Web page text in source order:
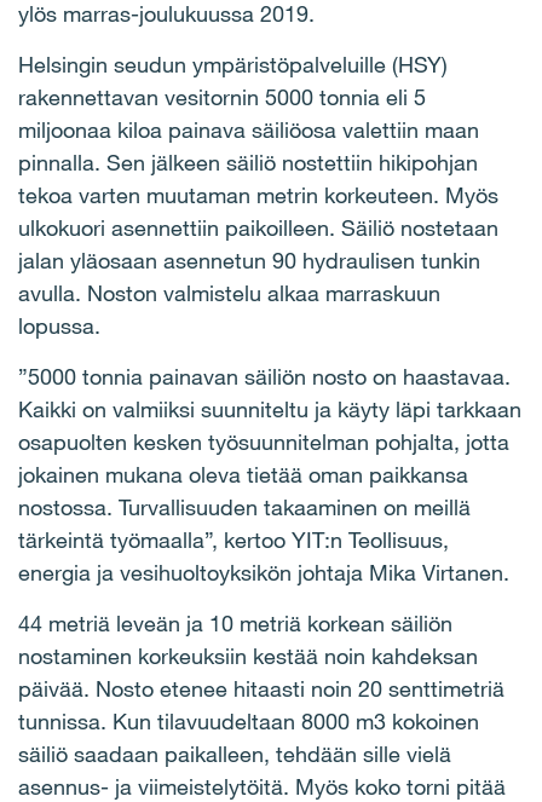
ylös marras-joulukuussa 2019.
Helsingin seudun ympäristöpalveluille (HSY)
rakennettavan vesitornin 5000 tonnia eli 5
miljoonaa kiloa painava säiliöosa valettiin maan
pinnalla. Sen jälkeen säiliö nostettiin hikipohjan
tekoa varten muutaman metrin korkeuteen. Myös
ulkokuori asennettiin paikoilleen. Säiliö nostetaan
jalan yläosaan asennetun 90 hydraulisen tunkin
avulla. Noston valmistelu alkaa marraskuun
lopussa.
”5000 tonnia painavan säiliön nosto on haastavaa.
Kaikki on valmiiksi suunniteltu ja käyty läpi tarkkaan
osapuolten kesken työsuunnitelman pohjalta, jotta
jokainen mukana oleva tietää oman paikkansa
nostossa. Turvallisuuden takaaminen on meillä
tärkeintä työmaalla”, kertoo YIT:n Teollisuus,
energia ja vesihuoltoyksikön johtaja Mika Virtanen.
44 metriä leveän ja 10 metriä korkean säiliön
nostaminen korkeuksiin kestää noin kahdeksan
päivää. Nosto etenee hitaasti noin 20 senttimetriä
tunnissa. Kun tilavuudeltaan 8000 m3 kokoinen
säiliö saadaan paikalleen, tehdään sille vielä
asennus- ja viimeistelytöitä. Myös koko torni pitää